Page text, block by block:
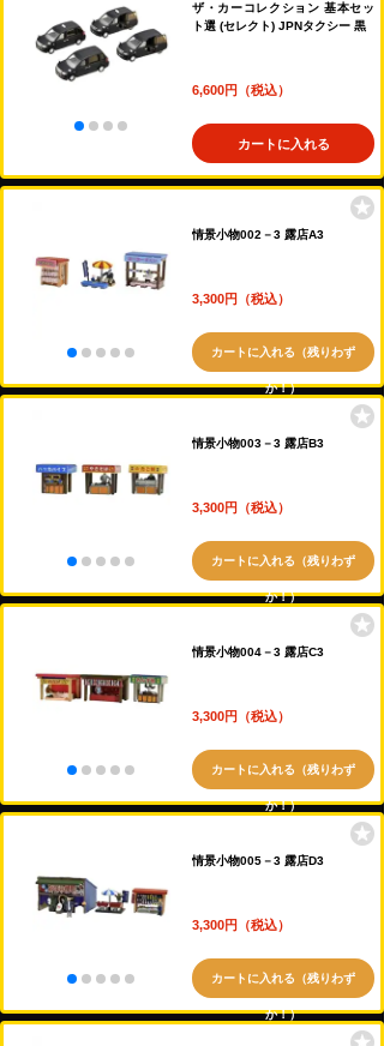
ザ・カーコレクション 基本セッ
ト選 (セレクト) JPNタクシー 黒
6,600円（税込）
カートに入れる
情景小物002－3 露店A3
3,300円（税込）
カートに入れる（残りわず
か！）
情景小物003－3 露店B3
3,300円（税込）
カートに入れる（残りわず
か！）
情景小物004－3 露店C3
3,300円（税込）
カートに入れる（残りわず
か！）
情景小物005－3 露店D3
3,300円（税込）
カートに入れる（残りわず
か！）